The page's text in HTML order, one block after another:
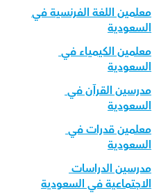
معلمين اللغة الفرنسية في
السعودية
معلمين الكيمياء في
السعودية
مدرسين القرآن في
السعودية
معلمين قدرات في
السعودية
مدرسين الدراسات
الاجتماعية في السعودية